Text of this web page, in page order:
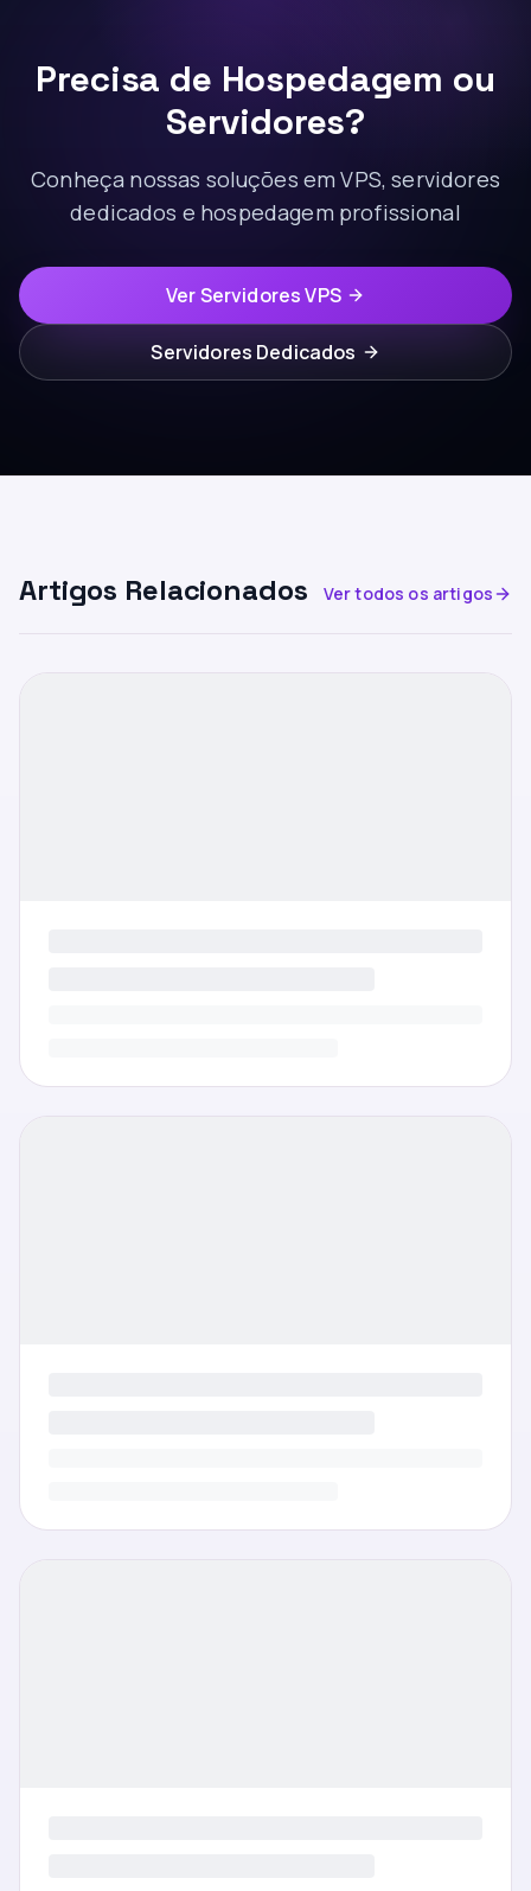
Precisa de Hospedagem ou
Servidores?
Conheça nossas soluções em VPS, servidores
dedicados e hospedagem profissional
Ver Servidores VPS
Servidores Dedicados
Artigos Relacionados Ver todos os artigos